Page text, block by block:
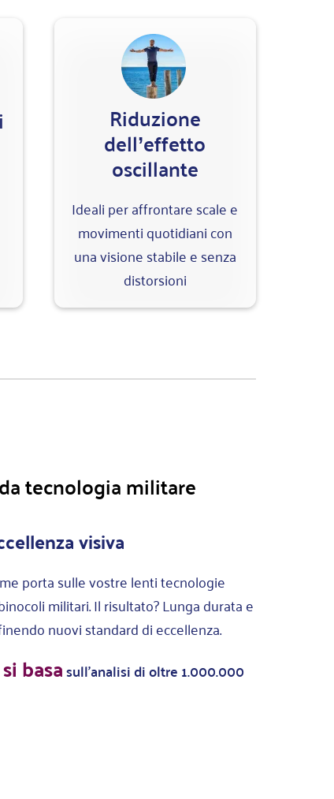
Riduzione
dell’effetto
oscillante
Ideali per affrontare scale e
movimenti quotidiani con
una visione stabile e senza
distorsioni
tecnologia militare
visiva
porta sulle vostre lenti tecnologie
militari. Il risultato? Lunga durata e
nuovi standard di eccellenza.
basasull'analisi di oltre 1.000.000